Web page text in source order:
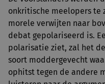
onkritische meelopers te
morele verwijten naar
debat gepolariseerd is.
polarisatie ziet, zal het
soort moddergevecht
ophitst tegen de andere